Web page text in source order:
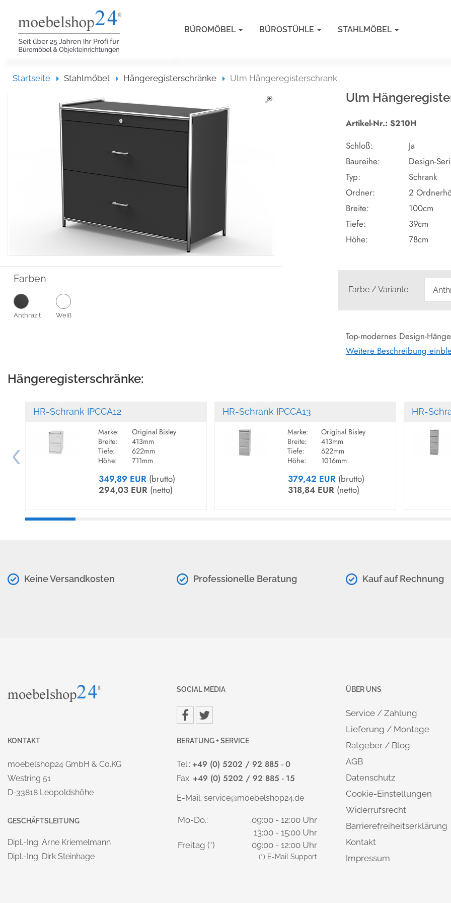
BÜROMÖBEL BÜROSTÜHLE STAHLMÖBEL
StartseiteStartseite
Stahlmöbel Hängeregisterschränke Ulm Hängeregisterschrank
Farben
Anthrazit Weiß
Ulm
Artikel-Nr.: S210H
Schloß:
Ja
Baureihe:
Design-
Typ:
Schrank
Ordner:
2
Breite:
100cm
Tiefe:
39cm
Höhe:
78cm
Farbe / Variante
Top-modernes Design-
Seitenwangen,
Zentral-
Seitenwangen mit
inklusive 19mm starke
MARKE / HERSTELLER:
Theo KERKMANN
Weitere Beschreibung
Hängeregisterschränke:
HR-Schrank IPCCA12
Marke:
Original Bisley
Breite:
413mm
Tiefe:
622mm
Höhe:
711mm
349,89 EUR(brutto)
294,03 EUR (netto)
HR-Schrank IPCCA13
Marke:
Original Bisley
Breite:
413mm
Tiefe:
622mm
Höhe:
1016mm
379,42 EUR(brutto)
318,84 EUR (netto)
HR-
Keine Versandkosten Professionelle Beratung Kauf auf Rechnung
KONTAKT
moebelshop24 GmbH & Co.KG
Westring 51
D-33818 Leopoldshöhe
GESCHÄFTSLEITUNG
Dipl.-Ing. Arne Kriemelmann
Dipl.-Ing. Dirk Steinhage
SOCIAL MEDIA
BERATUNG + SERVICE
Tel.: +49 (0) 5202 / 92 885 - 0
Fax: +49 (0) 5202 / 92 885 - 15
E-Mail: service@moebelshop24.de
Mo-Do.:
09:00 - 12:00 Uhr
13:00 - 15:00 Uhr
Freitag (*)
09:00 - 12:00 Uhr
(*) E-Mail Support
ÜBER UNS
Service / Zahlung
Lieferung / Montage
Ratgeber / Blog
AGB
Datenschutz
Cookie-Einstellungen
Widerrufsrecht
Barrierefreiheitserklärung
Kontakt
Impressum